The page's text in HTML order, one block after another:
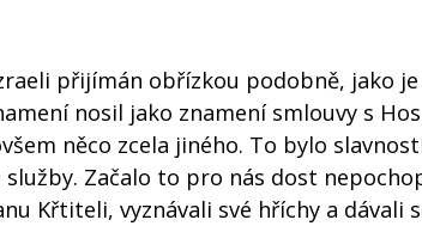
přijímán obřízkou podobně, jako je
nosil jako znamení smlouvy s
něco zcela jiného. To bylo
Začalo to pro nás dost
Křtiteli, vyznávali své hříchy a dávali